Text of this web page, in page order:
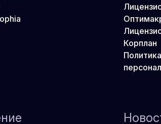
Корплан